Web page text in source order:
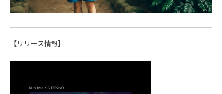
【リリース情報】